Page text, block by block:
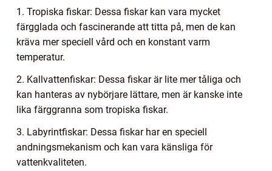
1. Tropiska fiskar: Dessa fiskar kan vara mycket
färgglada och fascinerande att titta på, men de kan
kräva mer speciell vård och en konstant varm
temperatur.
2. Kallvattenfiskar: Dessa fiskar är lite mer tåliga och
kan hanteras av nybörjare lättare, men är kanske inte
lika färggranna som tropiska fiskar.
3. Labyrintfiskar: Dessa fiskar har en speciell
andningsmekanism och kan vara känsliga för
vattenkvaliteten.